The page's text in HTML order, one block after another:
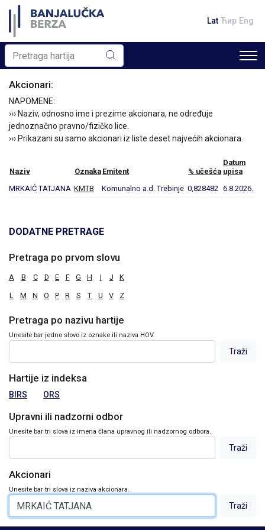
Lat Ћир Eng
Akcionari:
NAPOMENE:
››› Naziv, odnosno ime i prezime akcionara, ne određuje
jednoznačno pravno/fizičko lice.
››› Prikazani su samo akcionari iz liste deset najvećih akcionara.
Naziv Oznaka Emitent % učešća
Datum
upisa
MRKAIĆ TATJANA KMTB Komunalno a.d. Trebinje 0,828482 6.8.2026.
DODATNE PRETRAGE
Pretraga po prvom slovu
A B C D E F G H I J K
L M N O P R S T U V Z
Pretraga po nazivu hartije
Unesite bar jedno slovo iz oznake ili naziva HOV.
Hartije iz indeksa
BIRS ORS
Upravni ili nadzorni odbor
Unesite bar tri slova iz imena člana upravnog ili nadzornog odbora.
Akcionari
Unesite bar tri slova iz naziva akcionara.